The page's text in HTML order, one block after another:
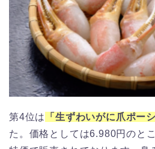
第4位は 「生ずわいがに爪ポー
た。価格としては6.980円のと